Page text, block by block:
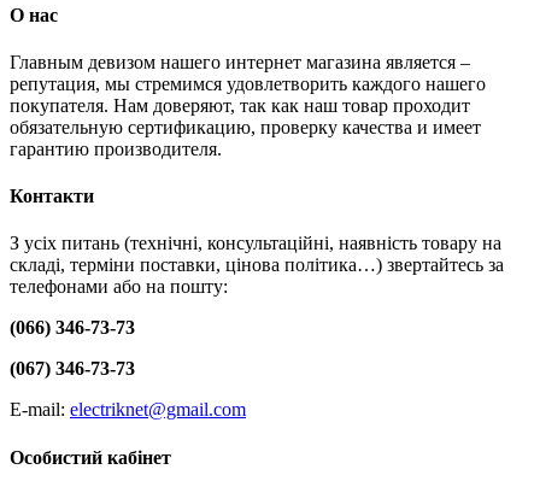
О нас
Главным девизом нашего интернет магазина является –
репутация, мы стремимся удовлетворить каждого нашего
покупателя. Нам доверяют, так как наш товар проходит
обязательную сертификацию, проверку качества и имеет
гарантию производителя.
Контакти
З усіх питань (технічні, консультаційні, наявність товару на
складі, терміни поставки, цінова політика…) звертайтесь за
телефонами або на пошту:
(066) 346-73-73
(067) 346-73-73
E-mail: electriknet@gmail.com
Особистий кабінет